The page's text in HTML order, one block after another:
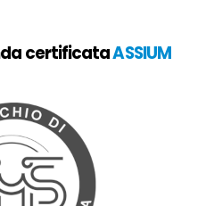
certificataASSIUM